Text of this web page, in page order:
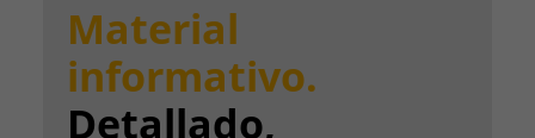
Material
informativo.
Detallado,